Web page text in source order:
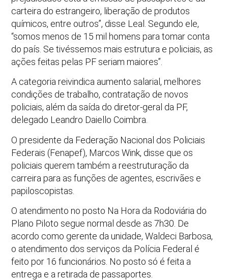
carteira do estrangeiro, liberação de produtos
químicos, entre outros”, disse Leal. Segundo ele,
“somos menos de 15 mil homens para tomar conta
do país. Se tivéssemos mais estrutura e policiais, as
ações feitas pelas PF seriam maiores”.
A categoria reivindica aumento salarial, melhores
condições de trabalho, contratação de novos
policiais, além da saída do diretor-geral da PF,
delegado Leandro Daiello Coimbra.
O presidente da Federação Nacional dos Policiais
Federais (Fenapef), Marcos Wink, disse que os
policiais querem também a reestruturação da
carreira para as funções de agentes, escrivães e
papiloscopistas.
O atendimento no posto Na Hora da Rodoviária do
Plano Piloto segue normal desde as 7h30. De
acordo como gerente da unidade, Waldeci Barbosa,
o atendimento dos serviços da Polícia Federal é
feito por 16 funcionários. No posto só é feita a
entrega e a retirada de passaportes.